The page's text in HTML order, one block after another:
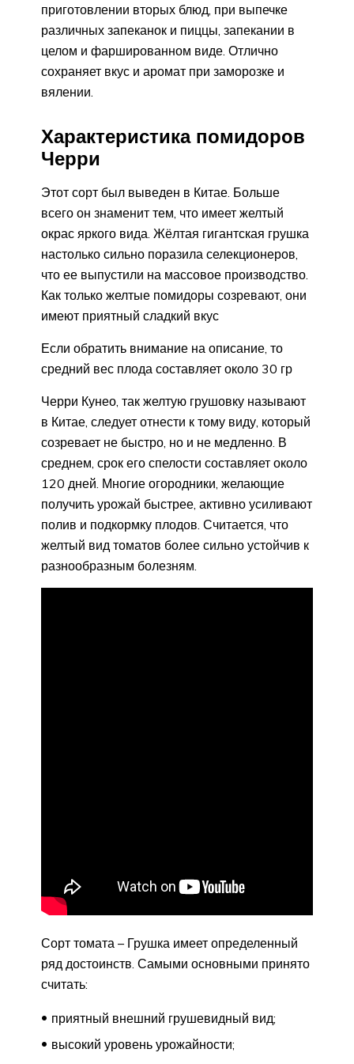
приготовлении вторых блюд, при выпечке
различных запеканок и пиццы, запекании в
целом и фаршированном виде. Отлично
сохраняет вкус и аромат при заморозке и
вялении.
Характеристика помидоров
Черри
Этот сорт был выведен в Китае. Больше
всего он знаменит тем, что имеет желтый
окрас яркого вида. Жёлтая гигантская грушка
настолько сильно поразила селекционеров,
что ее выпустили на массовое производство.
Как только желтые помидоры созревают, они
имеют приятный сладкий вкус
Если обратить внимание на описание, то
средний вес плода составляет около 30 гр
Черри Кунео, так желтую грушовку называют
в Китае, следует отнести к тому виду, который
созревает не быстро, но и не медленно. В
среднем, срок его спелости составляет около
120 дней. Многие огородники, желающие
получить урожай быстрее, активно усиливают
полив и подкормку плодов. Считается, что
желтый вид томатов более сильно устойчив к
разнообразным болезням.
Сорт томата – Грушка имеет определенный
ряд достоинств. Самыми основными принято
считать:
приятный внешний грушевидный вид;
высокий уровень урожайности;